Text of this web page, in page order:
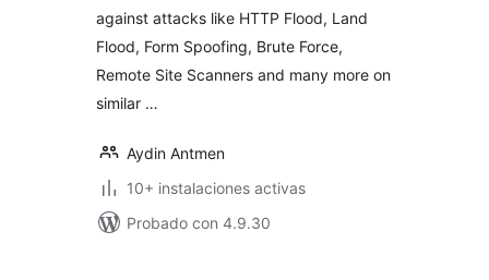
against attacks like HTTP Flood, Land
Flood, Form Spoofing, Brute Force,
Remote Site Scanners and many more on
similar …
Aydin Antmen
10+ instalaciones activas
Probado con 4.9.30